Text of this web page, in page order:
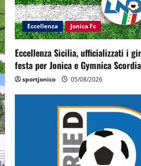
Eccellenza Jonica Fc
Eccellenza Sicilia, ufficializzati i
festa per Jonica e Gymnica Scordia
sportjonico 05/08/2026